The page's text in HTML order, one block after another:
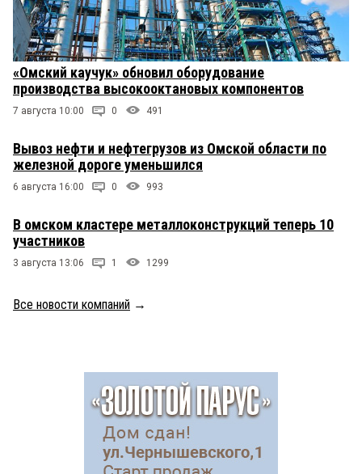
«Омский каучук» обновил оборудование
производства высокооктановых компонентов
7 августа 10:00 0 491
Вывоз нефти и нефтегрузов из Омской области по
железной дороге уменьшился
6 августа 16:00 0 993
В омском кластере металлоконструкций теперь 10
участников
3 августа 13:06 1 1299
Все новости компаний →